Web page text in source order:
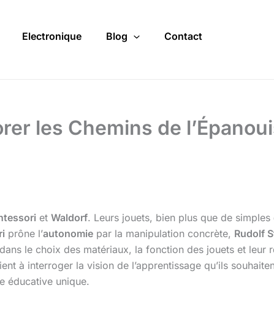
Electronique Blog Contact
les Chemins de
et Waldorf. Leurs jouets, bien plus que de simples
prône l’autonomie par la manipulation concrète, Rudolf
le choix des matériaux, la fonction des jouets et leur
à interroger la vision de l’apprentissage qu’ils
éducative unique.